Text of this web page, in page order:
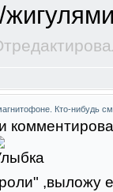
Кто-нибудь
,выложу